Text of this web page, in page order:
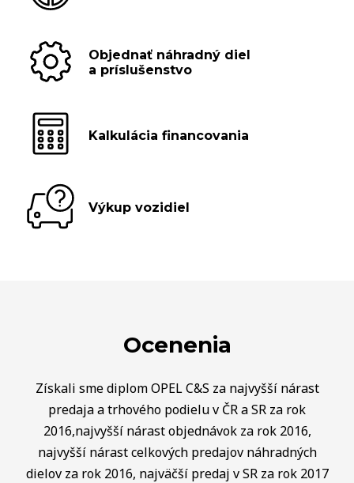
Objednať náhradný diel
a príslušenstvo
Kalkulácia financovania
Výkup vozidiel
Ocenenia
Získali sme diplom OPEL C&S za najvyšší nárast
predaja a trhového podielu v ČR a SR za rok
2016,najvyšší nárast objednávok za rok 2016,
najvyšší nárast celkových predajov náhradných
dielov za rok 2016, najväčší predaj v SR za rok 2017